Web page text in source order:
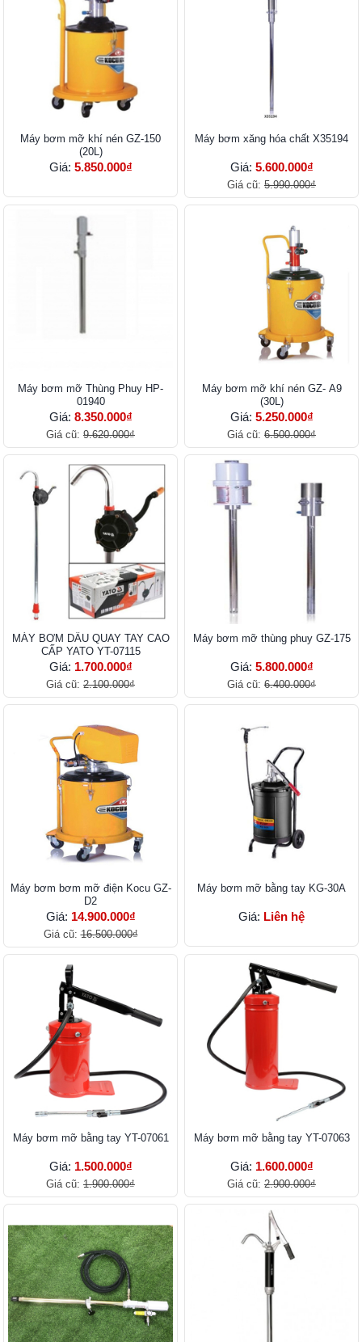
Máy bơm mỡ khí nén GZ-150
(20L)
Giá: 5.850.000₫
Máy bơm xăng hóa chất X35194
Giá: 5.600.000₫
Giá cũ: 5.990.000₫
Máy bơm mỡ Thùng Phuy HP-
01940
Giá: 8.350.000₫
Giá cũ: 9.620.000₫
Máy bơm mỡ khí nén GZ- A9
(30L)
Giá: 5.250.000₫
Giá cũ: 6.500.000₫
MÁY BƠM DẦU QUAY TAY CAO
CẤP YATO YT-07115
Giá: 1.700.000₫
Giá cũ: 2.100.000₫
Máy bơm mỡ thùng phuy GZ-175
Giá: 5.800.000₫
Giá cũ: 6.400.000₫
Máy bơm bơm mỡ điện Kocu GZ-
D2
Giá: 14.900.000₫
Giá cũ:16.500.000₫
Máy bơm mỡ bằng tay KG-30A
Giá: Liên hệ
Máy bơm mỡ bằng tay YT-07061
Giá: 1.500.000₫
Giá cũ: 1.900.000₫
Máy bơm mỡ bằng tay YT-07063
Giá: 1.600.000₫
Giá cũ: 2.900.000₫